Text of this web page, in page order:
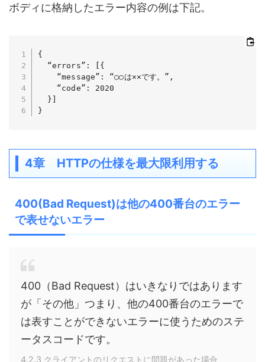
ボディに格納したエラー内容の例は下記。
{
  “errors”: [{
    “message”: “○○は××です。”,
    “code”: 2020
  }]
}
4章 HTTPの仕様を最大限利用する
400(Bad Request)は他の400番台のエラー
で表せないエラー
400（Bad Request）はいきなりではあります
が「その他」つまり、他の400番台のエラーで
は表すことができないエラーに使うためのステ
ータスコードです。
4.2.3 クライアントのリクエストに問題があった場合